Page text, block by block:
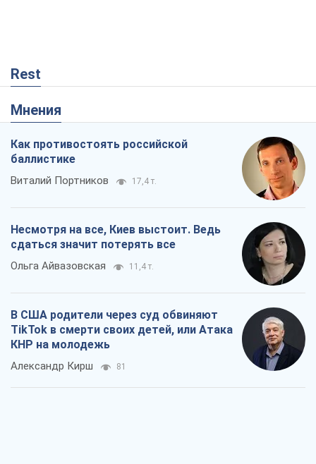
Rest
Мнения
Как противостоять российской
баллистике
Виталий Портников 17,4 т.
Несмотря на все, Киев выстоит. Ведь
сдаться значит потерять все
Ольга Айвазовская 11,4 т.
В США родители через суд обвиняют
TikTok в смерти своих детей, или Атака
КНР на молодежь
Александр Кирш 81